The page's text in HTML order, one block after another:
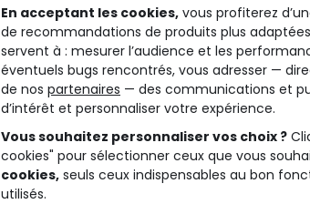
En acceptant les cookies, vous profiterez
de recommandations de produits plus
servent à : mesurer l’audience et les
éventuels bugs rencontrés, vous adresser —
de nos partenaires — des communications et
d’intérêt et personnaliser votre expérience.
Vous souhaitez personnaliser vos choix ?
cookies" pour sélectionner ceux que vous
cookies, seuls ceux indispensables au bon
utilisés.